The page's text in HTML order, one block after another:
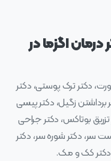
اگزما در
دکتر ترک پوستی، دکتر
برداشتن زگیل، دکتر پیسی
تزریق بوتاکس، دکتر جراحی
سر، دکتر شوره سر، دکتر
دکتر کک و مک.